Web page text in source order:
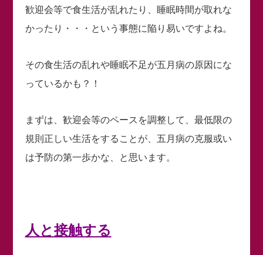
歓迎会等で食生活が乱れたり、睡眠時間が取れな
かったり・・・という事態に陥り易いですよね。
その食生活の乱れや睡眠不足が五月病の原因にな
っているかも？！
まずは、歓迎会等のペースを調整して、最低限の
規則正しい生活をすることが、五月病の克服或い
は予防の第一歩かな、と思います。
人と接触する